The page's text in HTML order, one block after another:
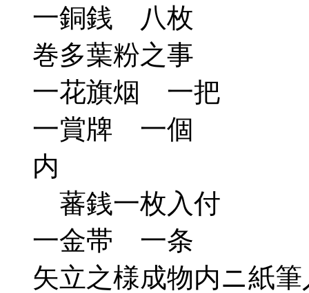
一銅銭 八枚
巻多葉粉之事
一花旗烟 一把
一賞牌 一個
内
蕃銭一枚入付
一金帯 一条
矢立之様成物内ニ紙筆